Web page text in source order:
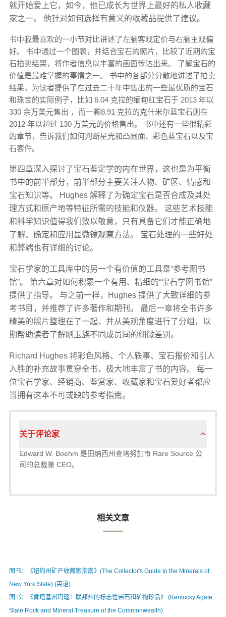
就开始爱上它，如今，他已成长为世界上最好的私人收藏
家之一。 他针对如何选择有意义的收藏品提供了建议。
书中我最喜欢的一小节对比讲述了左脑客观定价与右脑主观偏
好。 书中通过一个图表，并结合宝石的照片，比较了近期的宝
石拍卖结果，将作者信息以丰富的画面传达出来。 了解宝石的
价值是最难掌握的事情之一。 书中的各部分分散地讲述了拍卖
结果，为读者提供了在过去二十年中售出的一些最优质的宝石
和珠宝的实际例子，比如 6.04 克拉的缅甸红宝石于 2013 年以
330 余万美元售出 ，而一颗8.91 克拉的克什米尔蓝宝石则在
2012 年以超过 130 万美元的价格售出。 书中还有一些很精彩
的章节，告诉我们如何判断星光和凸圆面、彩色蓝宝石以及宝
石套件。
第四章深入探讨了宝石鉴定学的内在世界，这也是为平衡
书中的前半部分，前半部分主要关注人物、矿区、情感和
宝石知识等。 Hughes 解释了为确定宝石是否合成及其处
理方式和原产地等特征所需的技能和仪器。 这些艺术技能
和科学知识值得我们致以敬意，只有具备它们才能正确地
了解、确定和应用显微镜观察方法。 宝石处理的一些好处
和弊端也有详细的讨论。
宝石学家的工具库中的另一个有价值的工具是“参考图书
馆”。 第六章对如何积累一个有用、精细的“宝石学图书馆”
提供了指导。 与之前一样，Hughes 提供了大致详细的参
考书目，并推荐了许多著作和期刊。 最后一章将全书许多
精美的照片整理在了一起，并从美观角度进行了分组，以
期帮助读者了解刚玉族不同成员间的细微差别。
Richard Hughes 将彩色风格、个人轶事、宝石报价和引人
入胜的补充故事贯穿全书，极大地丰富了书的内容。 每一
位宝石学家、经销商、鉴赏家、收藏家和宝石爱好者都应
当拥有这本不可或缺的参考指南。
关于评论家
Edward W. Boehm 是田纳西州查塔努加市 Rare Source 公
司的总裁兼 CEO。
相关文章
图书：《纽约州矿产收藏家指南》(The Collector's Guide to the Minerals of
New York State) (英语)
图书：《肯塔基州玛瑙：联邦州的标志性岩石和矿物珍品》 (Kentucky Agate:
State Rock and Mineral Treasure of the Commonwealth)